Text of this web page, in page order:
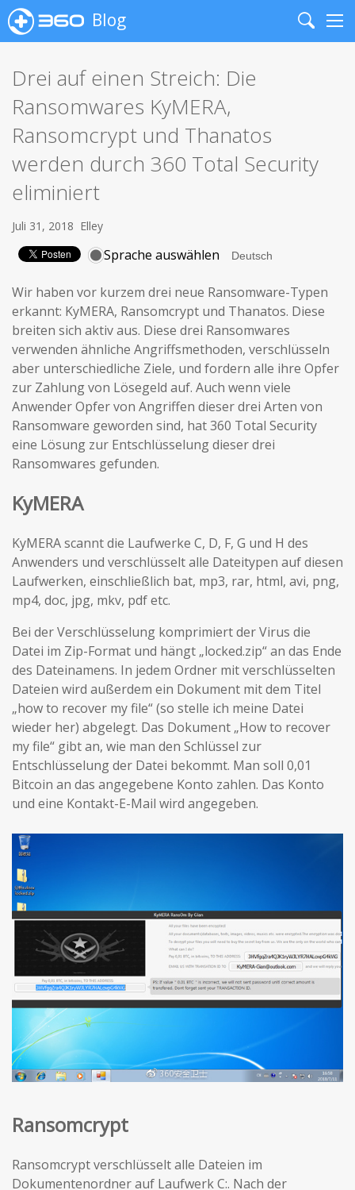
Blog
Search
Drei auf einen Streich: Die
Ransomwares KyMERA,
Ransomcrypt und Thanatos
werden durch 360 Total Security
eliminiert
Juli 31, 2018 Elley
Sprache auswählen
Wir haben vor kurzem drei neue Ransomware-Typen
erkannt: KyMERA, Ransomcrypt und Thanatos. Diese
breiten sich aktiv aus. Diese drei Ransomwares
verwenden ähnliche Angriffsmethoden, verschlüsseln
aber unterschiedliche Ziele, und fordern alle ihre Opfer
zur Zahlung von Lösegeld auf. Auch wenn viele
Anwender Opfer von Angriffen dieser drei Arten von
Ransomware geworden sind, hat 360 Total Security
eine Lösung zur Entschlüsselung dieser drei
Ransomwares gefunden.
KyMERA
KyMERA scannt die Laufwerke C, D, F, G und H des
Anwenders und verschlüsselt alle Dateitypen auf diesen
Laufwerken, einschließlich bat, mp3, rar, html, avi, png,
mp4, doc, jpg, mkv, pdf etc.
Bei der Verschlüsselung komprimiert der Virus die
Datei im Zip-Format und hängt „locked.zip“ an das Ende
des Dateinamens. In jedem Ordner mit verschlüsselten
Dateien wird außerdem ein Dokument mit dem Titel
„how to recover my file“ (so stelle ich meine Datei
wieder her) abgelegt. Das Dokument „How to recover
my file“ gibt an, wie man den Schlüssel zur
Entschlüsselung der Datei bekommt. Man soll 0,01
Bitcoin an das angegebene Konto zahlen. Das Konto
und eine Kontakt-E-Mail wird angegeben.
Ransomcrypt
Ransomcrypt verschlüsselt alle Dateien im
Dokumentenordner auf Laufwerk C:. Nach der